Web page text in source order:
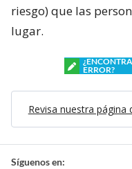
riesgo) que las
lugar.
ERROR?
Revisa nuestra página
Síguenos en: